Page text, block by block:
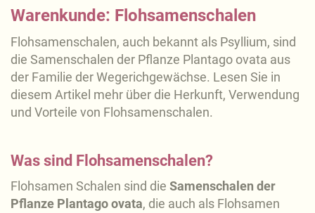
Warenkunde: Flohsamenschalen
Flohsamenschalen, auch bekannt als Psyllium, sind
die Samenschalen der Pflanze Plantago ovata aus
der Familie der Wegerichgewächse. Lesen Sie in
diesem Artikel mehr über die Herkunft, Verwendung
und Vorteile von Flohsamenschalen.
Was sind Flohsamenschalen?
Flohsamen Schalen sind die Samenschalen der
Pflanze Plantago ovata, die auch als Flohsamen